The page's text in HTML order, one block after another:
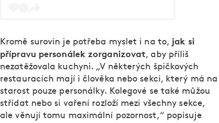
Kromě surovin je potřeba myslet i na to, jak si
přípravu personálek zorganizovat, aby příliš
nezatěžovala kuchyni. „V některých špičkových
restauracích mají i člověka nebo sekci, který má na
starost pouze personálky. Kolegové se také můžou
střídat nebo si vaření rozloží mezi všechny sekce,
ale věnují tomu maximální pozornost,“ popisuje